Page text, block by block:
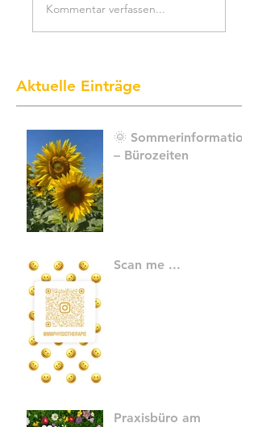
Kommentar verfassen...
Aktuelle Einträge
🌞 Sommerinformation
– Bürozeiten
Scan me ...
Praxisbüro am